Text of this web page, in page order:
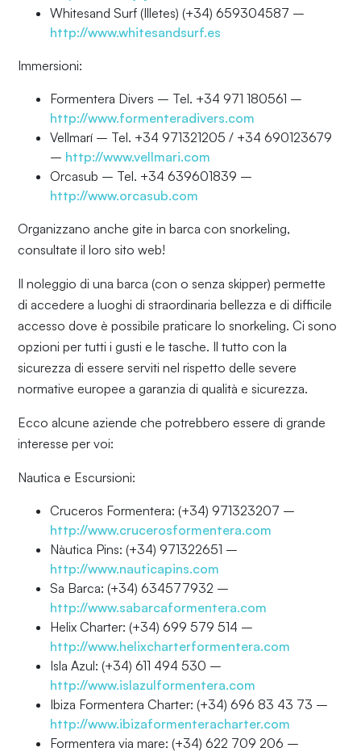
Whitesand Surf (Illetes) (+34) 659304587 –
http://www.whitesandsurf.es
Immersioni:
Formentera Divers – Tel. +34 971 180561 –
http://www.formenteradivers.com
Vellmarí – Tel. +34 971321205 / +34 690123679
– http://www.vellmari.com
Orcasub – Tel. +34 639601839 –
http://www.orcasub.com
Organizzano anche gite in barca con snorkeling,
consultate il loro sito web!
Il noleggio di una barca (con o senza skipper) permette
di accedere a luoghi di straordinaria bellezza e di difficile
accesso dove è possibile praticare lo snorkeling. Ci sono
opzioni per tutti i gusti e le tasche. Il tutto con la
sicurezza di essere serviti nel rispetto delle severe
normative europee a garanzia di qualità e sicurezza.
Ecco alcune aziende che potrebbero essere di grande
interesse per voi:
Nautica e Escursioni:
Cruceros Formentera: (+34) 971323207 –
http://www.crucerosformentera.com
Nàutica Pins: (+34) 971322651 –
http://www.nauticapins.com
Sa Barca: (+34) 634577932 –
http://www.sabarcaformentera.com
Helix Charter: (+34) 699 579 514 –
http://www.helixcharterformentera.com
Isla Azul: (+34) 611 494 530 –
http://www.islazulformentera.com
Ibiza Formentera Charter: (+34) 696 83 43 73 –
http://www.ibizaformenteracharter.com
Formentera via mare: (+34) 622 709 206 –